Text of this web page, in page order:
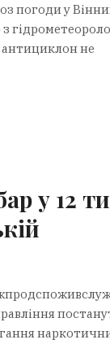
погоди у
антициклон не
у 12